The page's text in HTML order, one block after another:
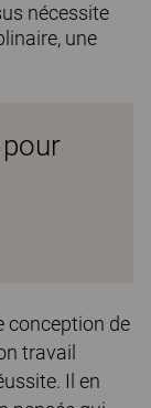
nécessite
une
pour
conception de
travail
Il en